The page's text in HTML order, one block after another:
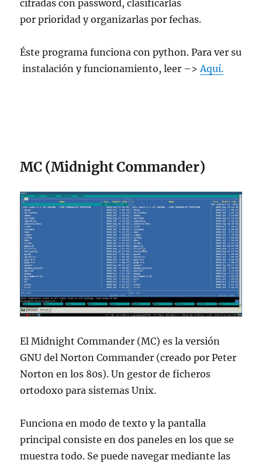
cifradas con password, clasificarlas
por prioridad y organizarlas por fechas.
Éste programa funciona con python. Para ver su
instalación y funcionamiento, leer –>Aquí.
MC (Midnight Commander)
El Midnight Commander (MC) es la versión
GNU del Norton Commander (creado por Peter
Norton en los 80s). Un gestor de ficheros
ortodoxo para sistemas Unix.
Funciona en modo de texto y la pantalla
principal consiste en dos paneles en los que se
muestra todo. Se puede navegar mediante las